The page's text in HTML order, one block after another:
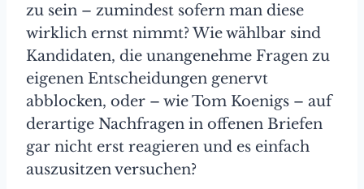
zu sein – zumindest sofern man diese
wirklich ernst nimmt? Wie wählbar sind
Kandidaten, die unangenehme Fragen zu
eigenen Entscheidungen genervt
abblocken, oder – wie Tom Koenigs – auf
derartige Nachfragen in offenen Briefen
gar nicht erst reagieren und es einfach
auszusitzen versuchen?